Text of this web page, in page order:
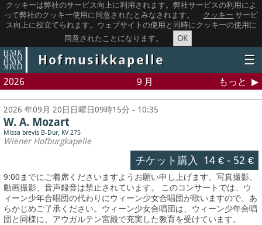
クッキーは弊社のサービス向上に利用されます。弊社サービスの利用によ
って弊社のクッキー使用に同意されたとみなされます。
クッキー サービ
ス向上に役立てられます。ウェブサイトの使用と同時にクッキーの使用に
同意されたことになります。
OK
Hofmusikkapelle ☰
2026 ９月 もっと
2026 年09月 20日日曜日09時15分 - 10:35
W. A. Mozart
Missa brevis B-Dur, KV 275
Wiener Hofburgkapelle
チケット購入 14 €- 52 €
9:00までにご着席くださいますようお願い申し上げます。写真撮影、
動画撮影、音声録音は禁止されています。 このコンサートでは、ウ
ィーン少年合唱団の代わりにウィーン少女合唱団が歌いますので、あ
らかじめご了承ください。ウィーン少女合唱団は、ウィーン少年合唱
団と同様に、アウガルテン宮殿で充実した教育を受けています。